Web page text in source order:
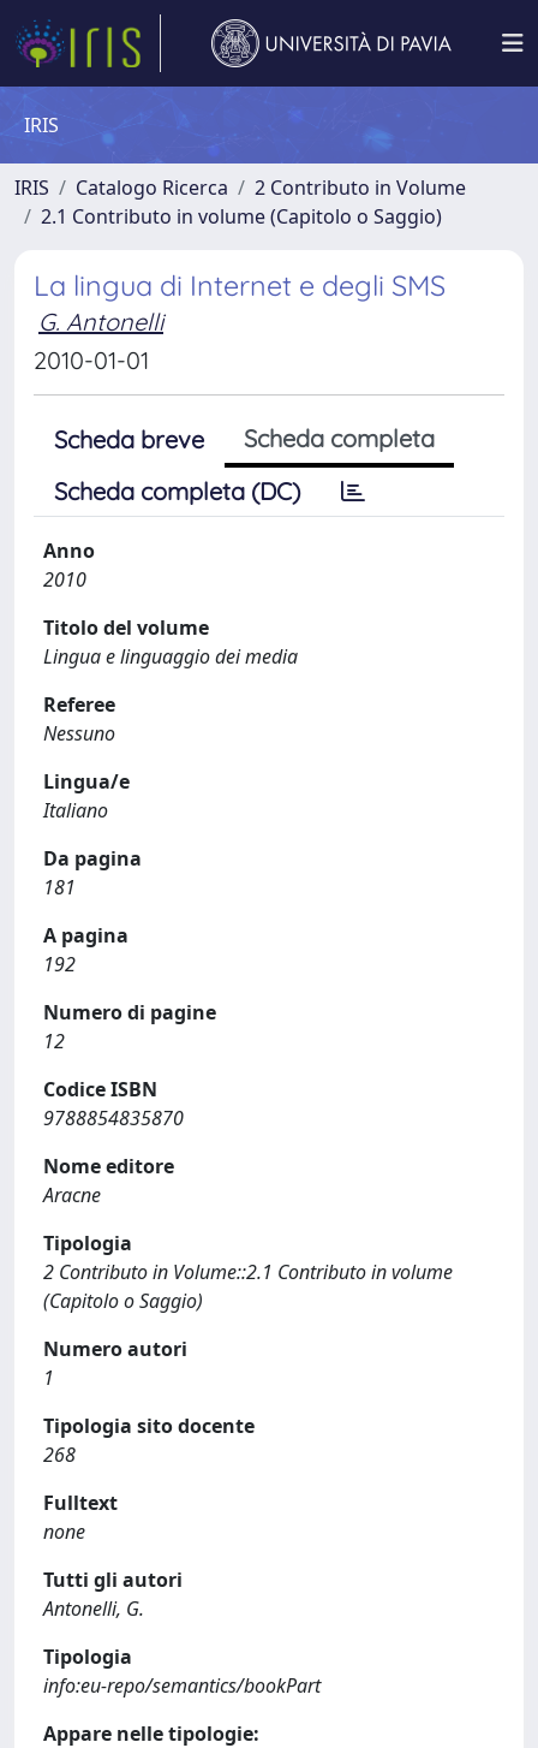
IRIS
IRIS Catalogo Ricerca
2 Contributo in Volume
2.1 Contributo in volume (Capitolo o Saggio)
La lingua di Internet e degli SMS
G. Antonelli
2010-01-01
Scheda breve
Scheda completa
Scheda completa (DC)
Anno
2010
Titolo del volume
Lingua e linguaggio dei media
Referee
Nessuno
Lingua/e
Italiano
Da pagina
181
A pagina
192
Numero di pagine
12
Codice ISBN
9788854835870
Nome editore
Aracne
Tipologia
2 Contributo in Volume::2.1 Contributo in volume
(Capitolo o Saggio)
Numero autori
1
Tipologia sito docente
268
Fulltext
none
Tutti gli autori
Antonelli, G.
Tipologia
info:eu-repo/semantics/bookPart
Appare nelle tipologie: